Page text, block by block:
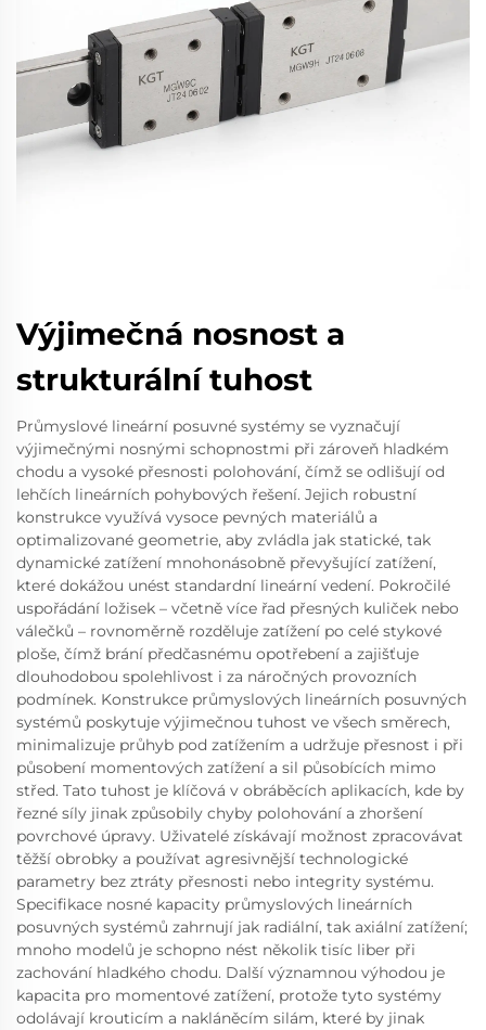
Výjimečná nosnost a
strukturální tuhost
Průmyslové lineární posuvné systémy se vyznačují
výjimečnými nosnými schopnostmi při zároveň hladkém
chodu a vysoké přesnosti polohování, čímž se odlišují od
lehčích lineárních pohybových řešení. Jejich robustní
konstrukce využívá vysoce pevných materiálů a
optimalizované geometrie, aby zvládla jak statické, tak
dynamické zatížení mnohonásobně převyšující zatížení,
které dokážou unést standardní lineární vedení. Pokročilé
uspořádání ložisek – včetně více řad přesných kuliček nebo
válečků – rovnoměrně rozděluje zatížení po celé stykové
ploše, čímž brání předčasnému opotřebení a zajišťuje
dlouhodobou spolehlivost i za náročných provozních
podmínek. Konstrukce průmyslových lineárních posuvných
systémů poskytuje výjimečnou tuhost ve všech směrech,
minimalizuje průhyb pod zatížením a udržuje přesnost i při
působení momentových zatížení a sil působících mimo
střed. Tato tuhost je klíčová v obráběcích aplikacích, kde by
řezné síly jinak způsobily chyby polohování a zhoršení
povrchové úpravy. Uživatelé získávají možnost zpracovávat
těžší obrobky a používat agresivnější technologické
parametry bez ztráty přesnosti nebo integrity systému.
Specifikace nosné kapacity průmyslových lineárních
posuvných systémů zahrnují jak radiální, tak axiální zatížení;
mnoho modelů je schopno nést několik tisíc liber při
zachování hladkého chodu. Další významnou výhodou je
kapacita pro momentové zatížení, protože tyto systémy
odolávají krouticím a nakláněcím silám, které by jinak